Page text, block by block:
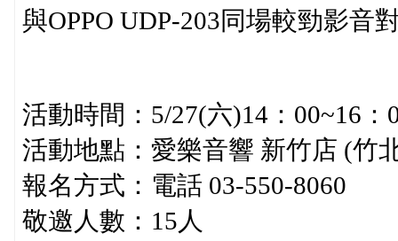
與OPPO UDP-203同場較勁影音
活動時間：5/27(六)14：00~16：
活動地點：愛樂音響 新竹店 (竹
報名方式：電話 03-550-8060
敬邀人數：15人